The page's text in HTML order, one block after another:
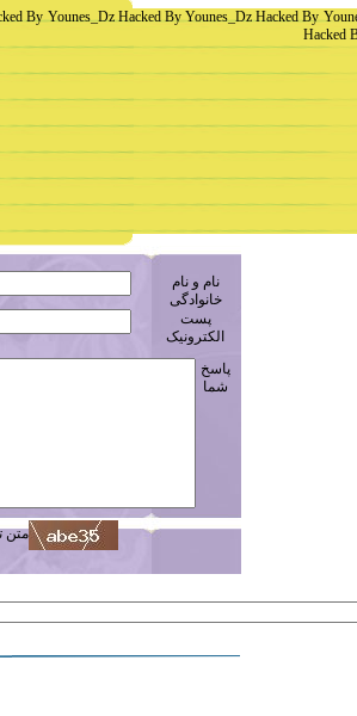
By Younes_Dz Hacked By Younes_Dz Hacked By
Hacked
نام و نام
خانوادگی
پست
الکترونیک
پاسخ
شما
متن